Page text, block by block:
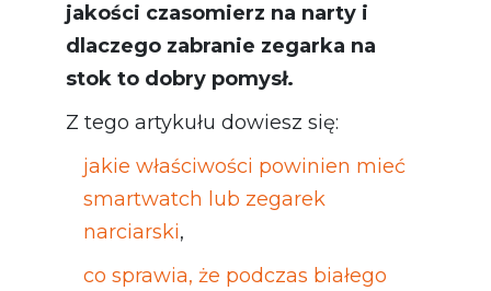
jakości czasomierz na narty i
dlaczego zabranie zegarka na
stok to dobry pomysł.
Z tego artykułu dowiesz się:
jakie właściwości powinien mieć
smartwatch lub zegarek
narciarski,
co sprawia, że podczas białego